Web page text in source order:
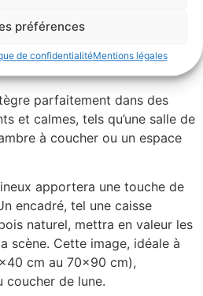
préférences
de confidentialitéMentions légales
de mise en
parfaitement dans des
et calmes, tels qu’une salle de
à coucher ou un espace
apportera une touche de
encadré, tel une caisse
naturel, mettra en valeur les
scène. Cette image, idéale à
cm au 70×90 cm),
coucher de lune.